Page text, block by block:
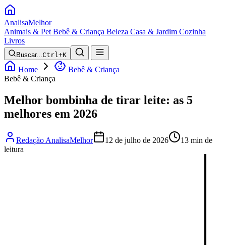
AnalisaMelhor
Animais & Pet Bebê & Criança Beleza Casa & Jardim Cozinha
Livros
Buscar...Ctrl+K
Home
Bebê & Criança
Bebê & Criança
Melhor bombinha de tirar leite: as 5
melhores em 2026
Redação AnalisaMelhor 12 de julho de 2026
13 min de
leitura